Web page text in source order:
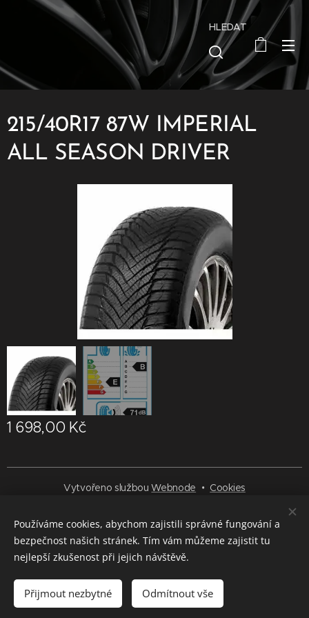
HLEDAT
215/40R17 87W IMPERIAL
ALL SEASON DRIVER
1 698,00 Kč
Do košíku
Vytvořeno službouWebnode Cookies
Čeština
Deutsch English Русский
Používáme cookies, abychom zajistili správné fungování a
bezpečnost našich stránek. Tím vám můžeme zajistit tu
nejlepší zkušenost při jejich návštěvě.
Přijmout nezbytné Odmítnout vše